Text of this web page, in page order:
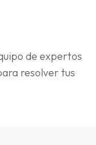
de expertos
resolver tus